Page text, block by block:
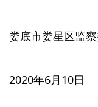
娄底市娄星区监
2020年6月10日